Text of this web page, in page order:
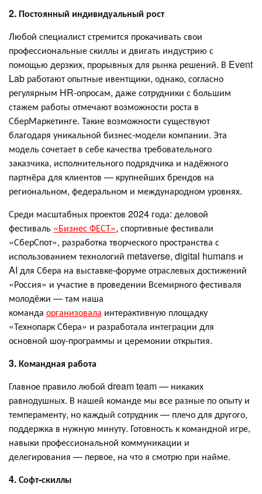
2. Постоянный индивидуальный рост
Любой специалист стремится прокачивать свои
профессиональные скиллы и двигать индустрию с
помощью дерзких, прорывных для рынка решений. В Event
Lab работают опытные ивентщики, однако, согласно
регулярным HR-опросам, даже сотрудники с большим
стажем работы отмечают возможности роста в
СберМаркетинге. Такие возможности существуют
благодаря уникальной бизнес-модели компании. Эта
модель сочетает в себе качества требовательного
заказчика, исполнительного подрядчика и надёжного
партнёра для клиентов — крупнейших брендов на
региональном, федеральном и международном уровнях.
Среди масштабных проектов 2024 года: деловой
фестиваль «Бизнес ФЕСТ», спортивные фестивали
«СберСпот», разработка творческого пространства с
использованием технологий metaverse, digital humans и
AI для Сбера на выставке-форуме отраслевых достижений
«Россия» и участие в проведении Всемирного фестиваля
молодёжи — там наша
команда организовала интерактивную площадку
«Технопарк Сбера» и разработала интеграции для
основной шоу-программы и церемонии открытия.
3. Командная работа
Главное правило любой dream team — никаких
равнодушных. В нашей команде мы все разные по опыту и
темпераменту, но каждый сотрудник — плечо для другого,
поддержка в нужную минуту. Готовность к командной игре,
навыки профессиональной коммуникации и
делегирования — первое, на что я смотрю при найме.
4. Софт-скиллы